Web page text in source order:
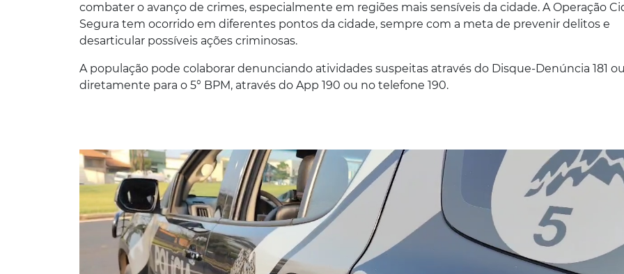
combater o avanço de crimes, especialmente em regiões mais sensíveis da cidade. A Operação
Segura tem ocorrido em diferentes pontos da cidade, sempre com a meta de prevenir delitos e
desarticular possíveis ações criminosas.
A população pode colaborar denunciando atividades suspeitas através do Disque-Denúncia 181 ou
diretamente para o 5° BPM, através do App 190 ou no telefone 190.